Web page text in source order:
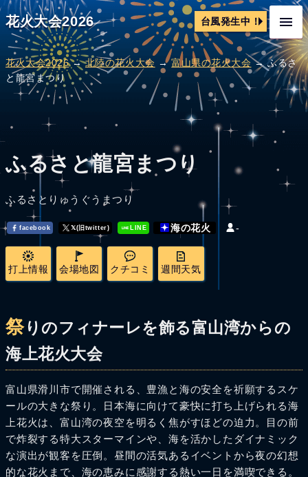
花火大会2026 台風発生中！
花火大会2026→北陸の花火大会 →富山県の花火大会→ ふるさ
と龍宮まつり
ふるさと龍宮まつり
ふるさとりゅうぐうまつり
facebook 𝕏(旧twitter) LINE 海の花火 -
打上情報 会場地図 クチコミ 週間天気
祭りのフィナーレを飾る富山湾からの
海上花火大会
富山県滑川市で開催される、豊漁と海の安全を祈願するスケ
ールの大きな祭り。日本海に向けて豪快に打ち上げられる海
上花火は、富山湾の夜空を明るく焦がすほどの迫力。目の前
で炸裂する特大スターマインや、海を活かしたダイナミック
な演出が観客を圧倒。昼間の活気あるイベントから夜の幻想
的な花火まで、海の恵みに感謝する熱い一日を満喫できる。